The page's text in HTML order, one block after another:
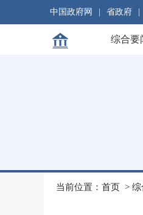
中国政府网 省政府
综合要
当前位置： 首页 > 综